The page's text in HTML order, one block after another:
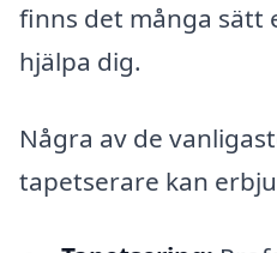
finns det många sätt
hjälpa dig.
Några av de
tapetserare kan